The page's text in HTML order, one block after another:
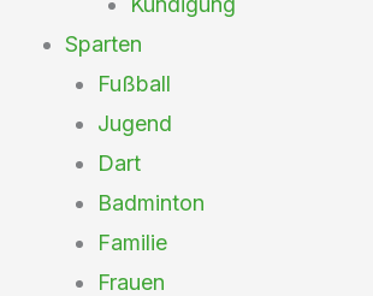
Sparten
Fußball
Jugend
Dart
Badminton
Familie
Frauen